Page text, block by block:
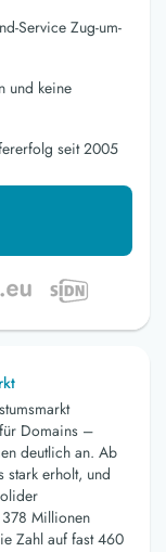
Service Zug-um-
und keine
seit 2005
Domains –
deutlich an. Ab
erholt, und
Millionen
Zahl auf fast 460